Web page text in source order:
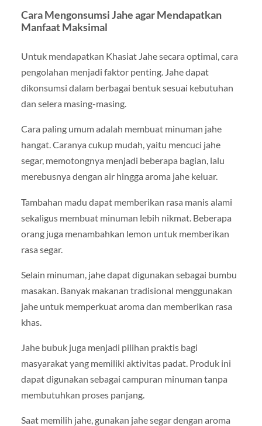
Cara Mengonsumsi Jahe agar Mendapatkan
Manfaat Maksimal
Untuk mendapatkan Khasiat Jahe secara optimal, cara
pengolahan menjadi faktor penting. Jahe dapat
dikonsumsi dalam berbagai bentuk sesuai kebutuhan
dan selera masing-masing.
Cara paling umum adalah membuat minuman jahe
hangat. Caranya cukup mudah, yaitu mencuci jahe
segar, memotongnya menjadi beberapa bagian, lalu
merebusnya dengan air hingga aroma jahe keluar.
Tambahan madu dapat memberikan rasa manis alami
sekaligus membuat minuman lebih nikmat. Beberapa
orang juga menambahkan lemon untuk memberikan
rasa segar.
Selain minuman, jahe dapat digunakan sebagai bumbu
masakan. Banyak makanan tradisional menggunakan
jahe untuk memperkuat aroma dan memberikan rasa
khas.
Jahe bubuk juga menjadi pilihan praktis bagi
masyarakat yang memiliki aktivitas padat. Produk ini
dapat digunakan sebagai campuran minuman tanpa
membutuhkan proses panjang.
Saat memilih jahe, gunakan jahe segar dengan aroma